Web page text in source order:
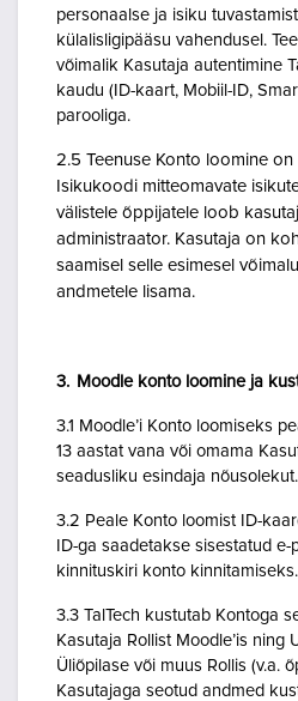
personaalse ja isiku
külalisligipääsu vahendusel.
võimalik Kasutaja autentimine
kaudu (ID-kaart, Mobiil-ID,
parooliga.
2.5 Teenuse Konto loomine on
Isikukoodi mitteomavate
välistele õppijatele loob
administraator. Kasutaja on
saamisel selle esimesel
andmetele lisama.
3. Moodle konto loomine ja
3.1 Moodle’i Konto loomiseks
13 aastat vana või omama
seadusliku esindaja nõusolekut.
3.2 Peale Konto loomist ID-
ID-ga saadetakse sisestatud
kinnituskiri konto
3.3 TalTech kustutab Kontoga
Kasutaja Rollist Moodle’is ning
Üliõpilase või muus Rollis (v.a.
Kasutajaga seotud andmed